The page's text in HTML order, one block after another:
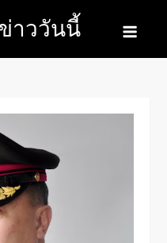
าววันนี้